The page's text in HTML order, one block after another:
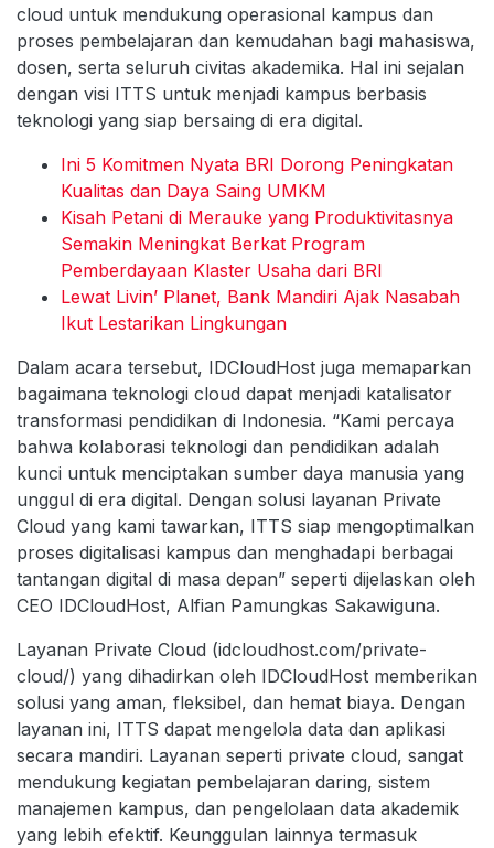
cloud untuk mendukung operasional kampus dan
proses pembelajaran dan kemudahan bagi mahasiswa,
dosen, serta seluruh civitas akademika. Hal ini sejalan
dengan visi ITTS untuk menjadi kampus berbasis
teknologi yang siap bersaing di era digital.
Ini 5 Komitmen Nyata BRI Dorong Peningkatan
Kualitas dan Daya Saing UMKM
Kisah Petani di Merauke yang Produktivitasnya
Semakin Meningkat Berkat Program
Pemberdayaan Klaster Usaha dari BRI
Lewat Livin’ Planet, Bank Mandiri Ajak Nasabah
Ikut Lestarikan Lingkungan
Dalam acara tersebut, IDCloudHost juga memaparkan
bagaimana teknologi cloud dapat menjadi katalisator
transformasi pendidikan di Indonesia. “Kami percaya
bahwa kolaborasi teknologi dan pendidikan adalah
kunci untuk menciptakan sumber daya manusia yang
unggul di era digital. Dengan solusi layanan Private
Cloud yang kami tawarkan, ITTS siap mengoptimalkan
proses digitalisasi kampus dan menghadapi berbagai
tantangan digital di masa depan” seperti dijelaskan oleh
CEO IDCloudHost, Alfian Pamungkas Sakawiguna.
Layanan Private Cloud (idcloudhost.com/private-
cloud/) yang dihadirkan oleh IDCloudHost memberikan
solusi yang aman, fleksibel, dan hemat biaya. Dengan
layanan ini, ITTS dapat mengelola data dan aplikasi
secara mandiri. Layanan seperti private cloud, sangat
mendukung kegiatan pembelajaran daring, sistem
manajemen kampus, dan pengelolaan data akademik
yang lebih efektif. Keunggulan lainnya termasuk